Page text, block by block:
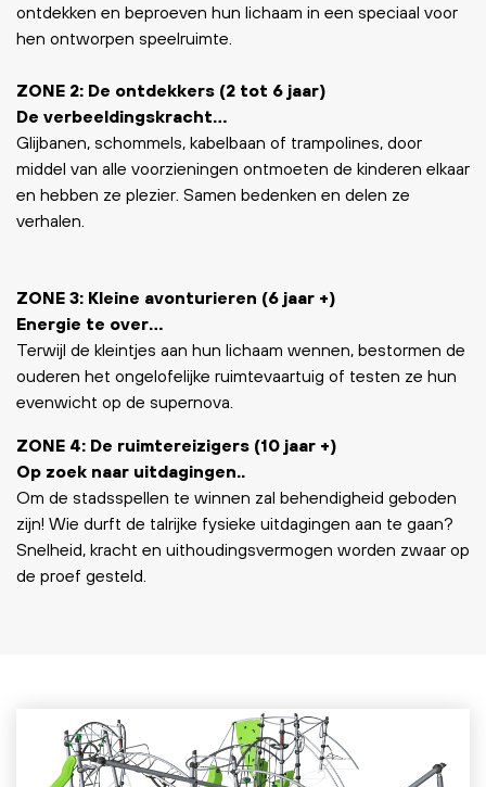
ZONE 3: Kleine avonturieren (6 jaar +)
Energie te over…
Terwijl de kleintjes aan hun lichaam wennen, bestormen de
ouderen het ongelofelijke ruimtevaartuig of testen ze hun
evenwicht op de supernova.
ZONE 4: De ruimtereizigers (10 jaar +)
Op zoek naar uitdagingen..
Om de stadsspellen te winnen zal behendigheid geboden
zijn! Wie durft de talrijke fysieke uitdagingen aan te gaan?
Snelheid, kracht en uithoudingsvermogen worden zwaar op
de proef gesteld.
ontdekken en beproeven hun lichaam in een speciaal voor
hen ontworpen speelruimte.
ZONE 2: De ontdekkers (2 tot 6 jaar)
De verbeeldingskracht…
Glijbanen, schommels, kabelbaan of trampolines, door
middel van alle voorzieningen ontmoeten de kinderen elkaar
en hebben ze plezier. Samen bedenken en delen ze
verhalen.